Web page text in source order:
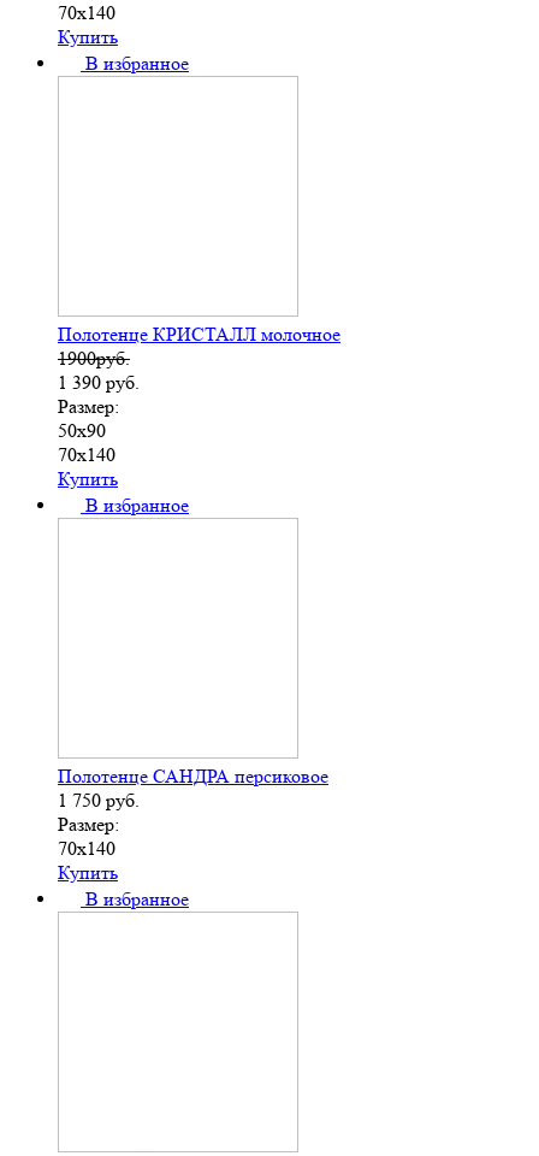
70х140
Купить
В избранное
Полотенце КРИСТАЛЛ молочное
1900руб.
1 390 руб.
Размер:
50х90
70х140
Купить
В избранное
Полотенце САНДРА персиковое
1 750 руб.
Размер:
70х140
Купить
В избранное